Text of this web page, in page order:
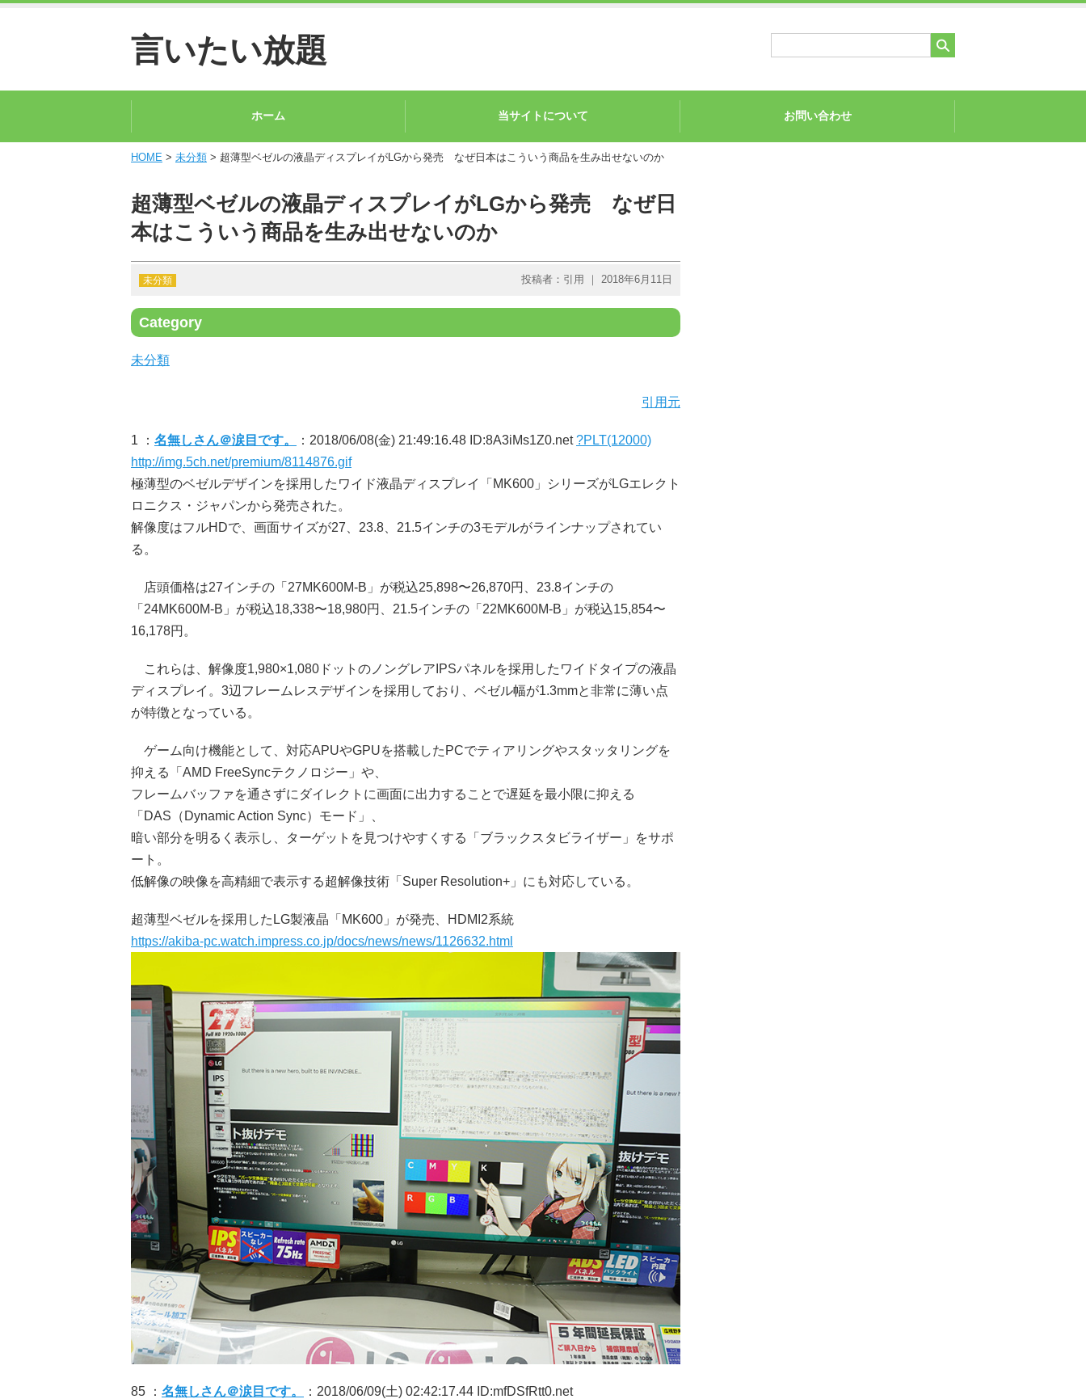
言いたい放題
ホーム 当サイトについて お問い合わせ
HOME > 未分類 > 超薄型ベゼルの液晶ディスプレイがLGから発売 なぜ日本はこういう商品を生み出せないのか
超薄型ベゼルの液晶ディスプレイがLGから発売 なぜ日
本はこういう商品を生み出せないのか
未分類 投稿者：引用 ｜ 2018年6月11日
Category
未分類
引用元
1 ： 名無しさん＠涙目です。 ：2018/06/08(金) 21:49:16.48 ID:8A3iMs1Z0.net?PLT(12000)
http://img.5ch.net/premium/8114876.gif
極薄型のベゼルデザインを採用したワイド液晶ディスプレイ「MK600」シリーズがLGエレクト
ロニクス・ジャパンから発売された。
解像度はフルHDで、画面サイズが27、23.8、21.5インチの3モデルがラインナップされてい
る。
店頭価格は27インチの「27MK600M-B」が税込25,898〜26,870円、23.8インチの
「24MK600M-B」が税込18,338〜18,980円、21.5インチの「22MK600M-B」が税込15,854〜
16,178円。
これらは、解像度1,980×1,080ドットのノングレアIPSパネルを採用したワイドタイプの液晶
ディスプレイ。3辺フレームレスデザインを採用しており、ベゼル幅が1.3mmと非常に薄い点
が特徴となっている。
ゲーム向け機能として、対応APUやGPUを搭載したPCでティアリングやスタッタリングを
抑える「AMD FreeSyncテクノロジー」や、
フレームバッファを通さずにダイレクトに画面に出力することで遅延を最小限に抑える
「DAS（Dynamic Action Sync）モード」、
暗い部分を明るく表示し、ターゲットを見つけやすくする「ブラックスタビライザー」をサポ
ート。
低解像の映像を高精細で表示する超解像技術「Super Resolution+」にも対応している。
超薄型ベゼルを採用したLG製液晶「MK600」が発売、HDMI2系統
https://akiba-pc.watch.impress.co.jp/docs/news/news/1126632.html
85 ： 名無しさん＠涙目です。 ：2018/06/09(土) 02:42:17.44 ID:mfDSfRtt0.net